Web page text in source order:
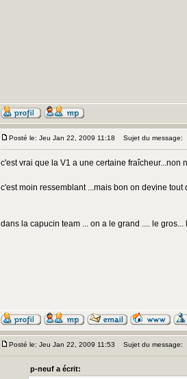
Posté le: Jeu Jan 22, 2009 11:18 Sujet du message:
c'est vrai que la V1 a une certaine fraîcheur...non
c'est moin ressemblant ...mais bon on devine
dans la capucin team ... on a le grand .... le
Posté le: Jeu Jan 22, 2009 11:53 Sujet du message:
p-neuf a écrit: